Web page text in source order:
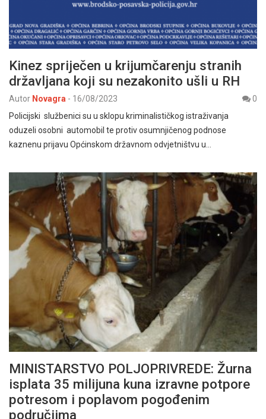
Kinez spriječen u krijumčarenju stranih
državljana koji su nezakonito ušli u RH
Autor Novagra - 16/08/2023
0
Policijski službenici su u sklopu kriminalističkog istraživanja
oduzeli osobni automobil te protiv osumnjičenog podnose
kaznenu prijavu Općinskom državnom odvjetništvu u…
MINISTARSTVO POLJOPRIVREDE: Žurna
isplata 35 milijuna kuna izravne potpore
potresom i poplavom pogođenim
područjima